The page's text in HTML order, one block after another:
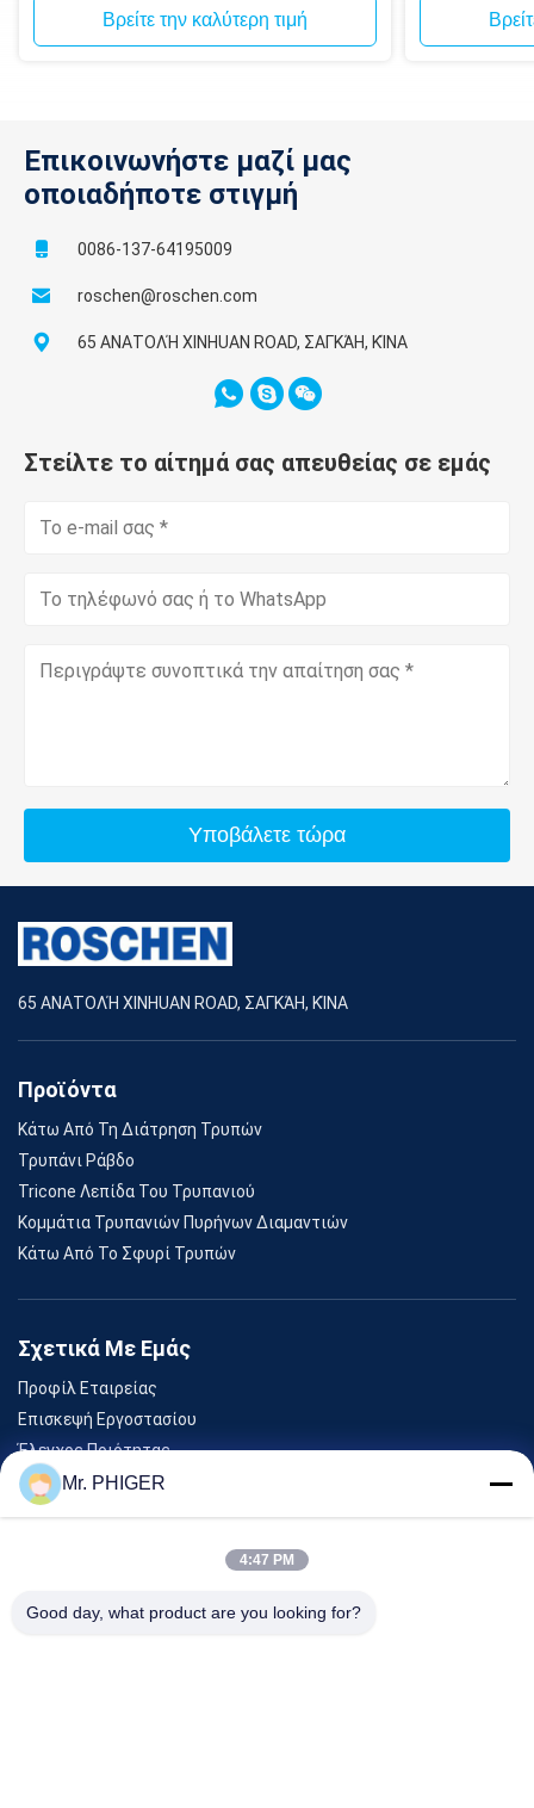
Βρείτε την καλύτερη τιμή
Επικοινωνήστε μαζί μας
οποιαδήποτε στιγμή
0086-137-64195009
roschen@roschen.com
65 ΑΝΑΤΟΛΉ XINHUAN ROAD, ΣΑΓΚΆΗ, ΚΊΝΑ
Στείλτε το αίτημά σας απευθείας σε εμάς
Υποβάλετε τώρα
65 ΑΝΑΤΟΛΉ XINHUAN ROAD, ΣΑΓΚΆΗ, ΚΊΝΑ
Προϊόντα
Κάτω Από Τη Διάτρηση Τρυπών
Τρυπάνι Ράβδο
Tricone Λεπίδα Του Τρυπανιού
Κομμάτια Τρυπανιών Πυρήνων Διαμαντιών
Κάτω Από Το Σφυρί Τρυπών
Σχετικά Με Εμάς
Προφίλ Εταιρείας
Επισκεψή Εργοστασίου
Έλεγχος Ποιότητας
Sitemap
Εκδηλώσεις
Mr. PHIGER
4:47 PM
Good day, what product are you looking for?